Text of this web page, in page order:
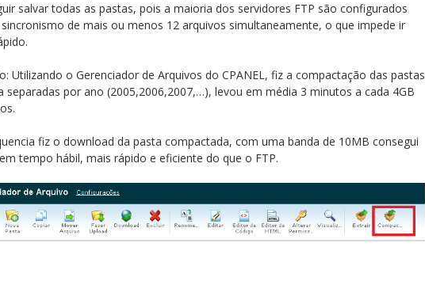
salvar todas as pastas, pois a maioria dos servidores FTP são configurados
de mais ou menos 12 arquivos simultaneamente, o que impede ir
Utilizando o Gerenciador de Arquivos do CPANEL, fiz a compactação das pastas
separadas por ano (2005,2006,2007,…), levou em média 3 minutos a cada 4GB
fiz o download da pasta compactada, com uma banda de 10MB consegui
tempo hábil, mais rápido e eficiente do que o FTP.